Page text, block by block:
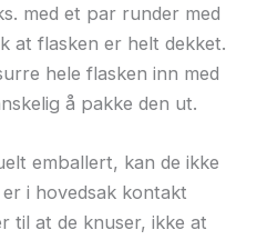
med et par runder med
at flasken er helt dekket.
hele flasken inn med
å pakke den ut.
emballert, kan de ikke
i hovedsak kontakt
til at de knuser, ikke at